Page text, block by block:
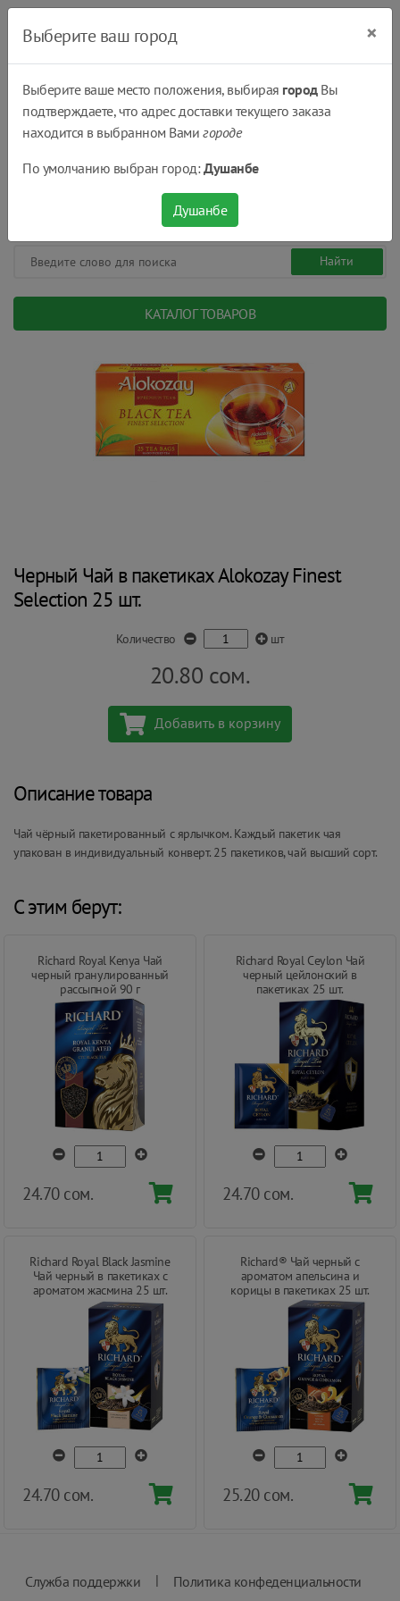
КАТАЛОГ ТОВАРОВ
Черный Чай в пакетиках Alokozay Finest
Selection 25 шт.
Количество шт
20.80 сом.
Добавить в корзину
Описание товара
Чай чёрный пакетированный с ярлычком. Каждый пакетик чая
упакован в индивидуальный конверт. 25 пакетиков, чай высший сорт.
С этим берут:
Richard Royal Kenya Чай
черный гранулированный
рассыпной 90 г
24.70 сом.
Richard Royal Ceylon Чай
черный цейлонский в
пакетиках 25 шт.
24.70 сом.
Richard Royal Black Jasmine
Чай черный в пакетиках с
ароматом жасмина 25 шт.
24.70 сом.
Richard® Чай черный с
ароматом апельсина и
корицы в пакетиках 25 шт.
25.20 сом.
Служба поддержки | Политика конфеденциальности
Выберите ваш город ×
Выберите ваше место положения, выбирая городВы
подтверждаете, что адрес доставки текущего заказа
находится в выбранном Вамигороде
По умолчанию выбран город:Душанбе
Душанбе